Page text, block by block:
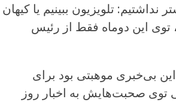
تلویزیون ببینیم یا کیهان
توی این دوماه فقط از رئیس
بی‌خبری موهبتی بود برای
توی صحبت‌هایش به اخبار روز